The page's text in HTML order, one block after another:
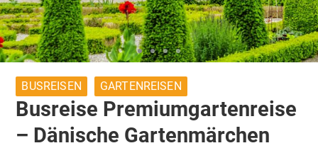
BUSREISEN GARTENREISEN
Busreise Premiumgartenreise
– Dänische Gartenmärchen